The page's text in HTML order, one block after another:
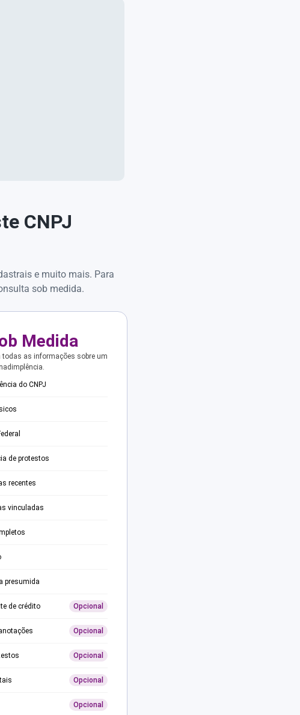
CNPJ
e muito mais. Para
sob medida.
Medida
todas as informações sobre um
do CNPJ
de protestos
recentes
vinculadas
presumida
de crédito Opcional
Opcional
Opcional
Opcional
Opcional